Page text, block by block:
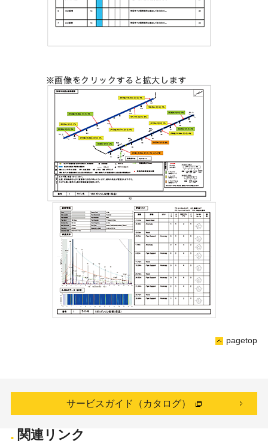
pagetop
サービスガイド（カタログ）
関連リンク